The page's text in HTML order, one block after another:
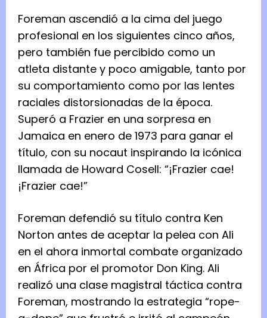
Foreman ascendió a la cima del juego
profesional en los siguientes cinco años,
pero también fue percibido como un
atleta distante y poco amigable, tanto por
su comportamiento como por las lentes
raciales distorsionadas de la época.
Superó a Frazier en una sorpresa en
Jamaica en enero de 1973 para ganar el
título, con su nocaut inspirando la icónica
llamada de Howard Cosell: “¡Frazier cae!
¡Frazier cae!”
Foreman defendió su título contra Ken
Norton antes de aceptar la pelea con Ali
en el ahora inmortal combate organizado
en África por el promotor Don King. Ali
realizó una clase magistral táctica contra
Foreman, mostrando la estrategia “rope-